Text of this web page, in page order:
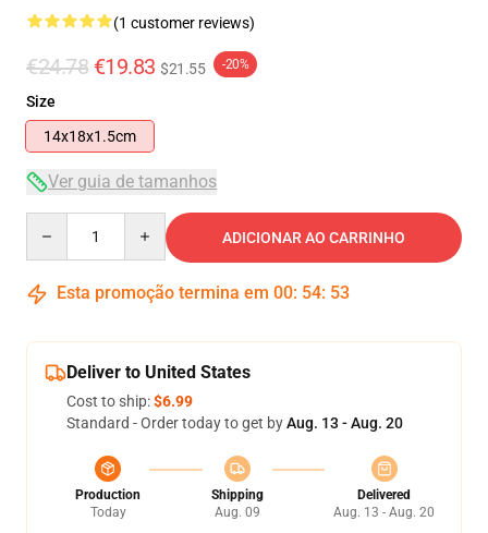
(1 customer reviews)
€24.78 €19.83 $21.55 -20%
Size
14x18x1.5cm
Ver guia de tamanhos
ADICIONAR AO CARRINHO
Esta promoção termina em 00: 54: 53
Deliver to United States
Cost to ship:$6.99
Standard - Order today to get byAug. 13 - Aug. 20
Production
Today
Shipping
Aug. 09
Delivered
Aug. 13 - Aug. 20